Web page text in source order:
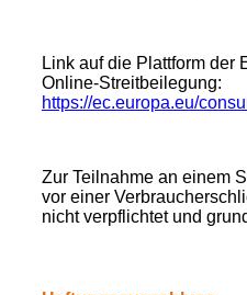
Link auf die Plattform der
Online-Streitbeilegung:
https://ec.europa.eu/
Zur Teilnahme an einem
vor einer
nicht verpflichtet und